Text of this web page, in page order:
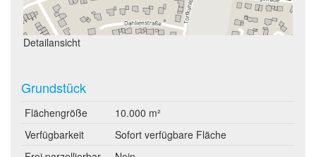
Detailansicht
Grundstück
Flächengröße
10.000 m²
Verfügbarkeit
Sofort verfügbare Fläche